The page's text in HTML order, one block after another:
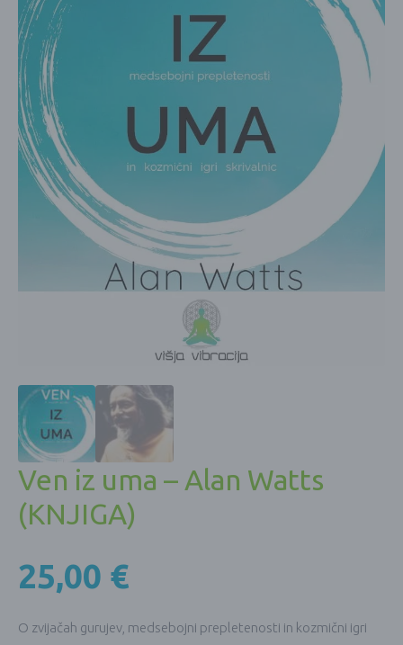
Ven iz uma – Alan Watts
(KNJIGA)
25,00 €
O zvijačah gurujev, medsebojni prepletenosti in kozmični igri